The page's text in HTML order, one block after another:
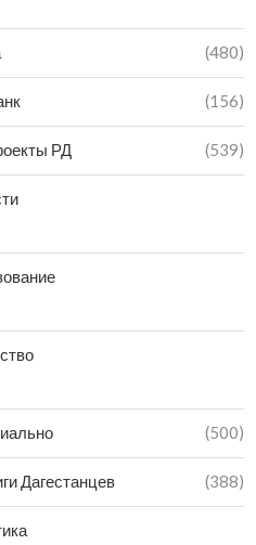
(480)
(156)
РД (539)
(500)
Дагестанцев (388)